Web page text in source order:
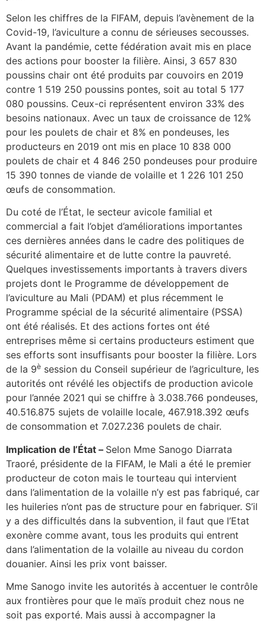
Selon les chiffres de la FIFAM, depuis l’avènement de la
Covid-19, l’aviculture a connu de sérieuses secousses.
Avant la pandémie, cette fédération avait mis en place
des actions pour booster la filière. Ainsi, 3 657 830
poussins chair ont été produits par couvoirs en 2019
contre 1 519 250 poussins pontes, soit au total 5 177
080 poussins. Ceux-ci représentent environ 33% des
besoins nationaux. Avec un taux de croissance de 12%
pour les poulets de chair et 8% en pondeuses, les
producteurs en 2019 ont mis en place 10 838 000
poulets de chair et 4 846 250 pondeuses pour produire
15 390 tonnes de viande de volaille et 1 226 101 250
œufs de consommation.
Du coté de l’État, le secteur avicole familial et
commercial a fait l’objet d’améliorations importantes
ces dernières années dans le cadre des politiques de
sécurité alimentaire et de lutte contre la pauvreté.
Quelques investissements importants à travers divers
projets dont le Programme de développement de
l’aviculture au Mali (PDAM) et plus récemment le
Programme spécial de la sécurité alimentaire (PSSA)
ont été réalisés. Et des actions fortes ont été
entreprises même si certains producteurs estiment que
ses efforts sont insuffisants pour booster la filière. Lors
de la 9è session du Conseil supérieur de l’agriculture, les
autorités ont révélé les objectifs de production avicole
pour l’année 2021 qui se chiffre à 3.038.766 pondeuses,
40.516.875 sujets de volaille locale, 467.918.392 œufs
de consommation et 7.027.236 poulets de chair.
Implication de l’État – Selon Mme Sanogo Diarrata
Traoré, présidente de la FIFAM, le Mali a été le premier
producteur de coton mais le tourteau qui intervient
dans l’alimentation de la volaille n’y est pas fabriqué, car
les huileries n’ont pas de structure pour en fabriquer. S’il
y a des difficultés dans la subvention, il faut que l’Etat
exonère comme avant, tous les produits qui entrent
dans l’alimentation de la volaille au niveau du cordon
douanier. Ainsi les prix vont baisser.
Mme Sanogo invite les autorités à accentuer le contrôle
aux frontières pour que le maïs produit chez nous ne
soit pas exporté. Mais aussi à accompagner la